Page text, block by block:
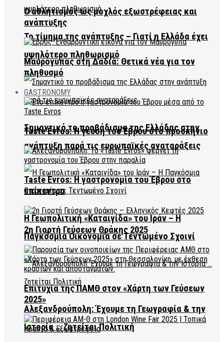
Το τίμημα της ανάπτυξης – Γιατί η Ελλάδα έχει
υψηλότερο πληθωρισμό
Σημαντικό το προβάδισμα της Ελλάδας στην
ανάπτυξη παρά τις ευρωπαϊκές αναταράξεις
Η Γεωπολιτική «Καταιγίδα» του Ιράν – Η
Παγκόσμια Οικονομία σε Τεντωμένο Σχοινί
Αλεξανδρούπολη: Έχουμε τη Γεωγραφία & την
Ιστορία … ζητείται Πολιτική
Ο αθλητισμός ως μοχλός εξωστρέφειας και
ανάπτυξης
Μαυρόγυπας στη Δαδιά: Θετικά νέα για τον
πληθυσμό
GASTRONOMY
Taste Evros: Η γεύση του Έβρου στο προσκήνιο
Taste Evros: Η γαστρονομία του Έβρου στο
επίκεντρο
2η Γιορτή Γεύσεων Θράκης 2025
Επιτυχία της ΠΑΜΘ στον «Χάρτη των Γεύσεων
2025»